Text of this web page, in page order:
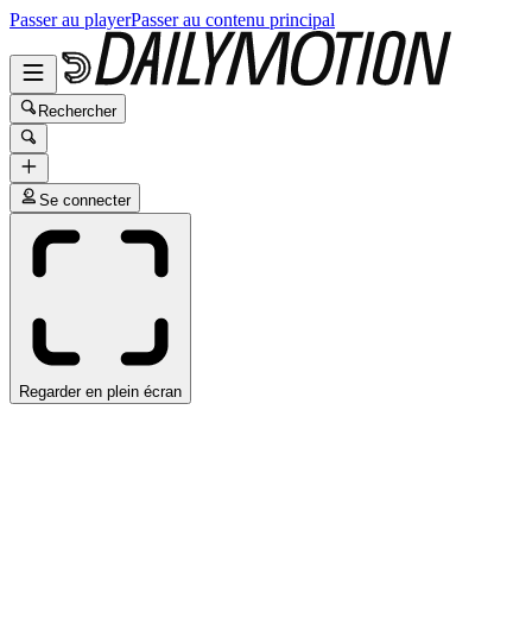
Passer au playerPasser au contenu principal
Rechercher
Se connecter
Regarder en plein écran